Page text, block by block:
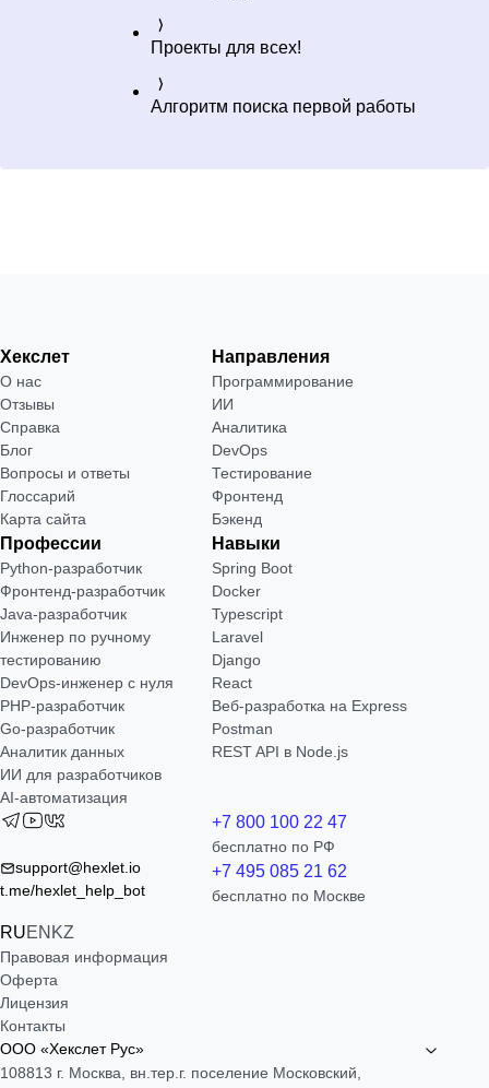
Проекты для всех!
Алгоритм поиска первой работы
Хекслет
О нас
Отзывы
Справка
Блог
Вопросы и ответы
Глоссарий
Карта сайта
Направления
Программирование
ИИ
Аналитика
DevOps
Тестирование
Фронтенд
Бэкенд
Профессии
Python-разработчик
Фронтенд-разработчик
Java-разработчик
Инженер по ручному
тестированию
DevOps-инженер с нуля
РНР-разработчик
Go-разработчик
Аналитик данных
ИИ для разработчиков
AI-автоматизация
Навыки
Spring Boot
Docker
Typescript
Laravel
Django
React
Веб-разработка на Express
Postman
REST API в Node.js
support@hexlet.io
t.me/hexlet_help_bot
RUEN KZ
+7 800 100 22 47
бесплатно по РФ
+7 495 085 21 62
бесплатно по Москве
Правовая информация
Оферта
Лицензия
Контакты
ООО «Хекслет Рус»
108813 г. Москва, вн.тер.г. поселение Московский,